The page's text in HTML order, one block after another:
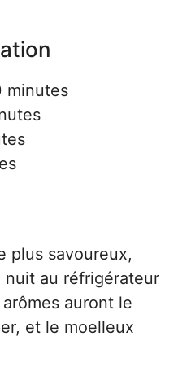
minutes
plus savoureux,
au réfrigérateur
auront le
et le moelleux